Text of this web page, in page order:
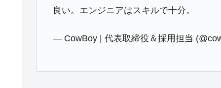
良い。エンジニアはスキルで十分。
— CowBoy | 代表取締役＆採用担当